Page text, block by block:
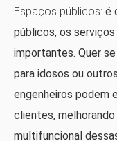
Espaços públicos: é
públicos, os
importantes. Quer
para idosos ou
engenheiros podem
clientes,
multifuncional